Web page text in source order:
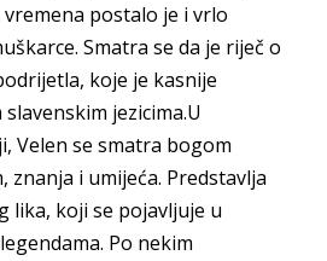
postalo je i vrlo
Smatra se da je riječ o
koje je kasnije
jezicima.U
Velen se smatra bogom
znanja i umijeća. Predstavlja
lika, koji se pojavljuje u
Po nekim